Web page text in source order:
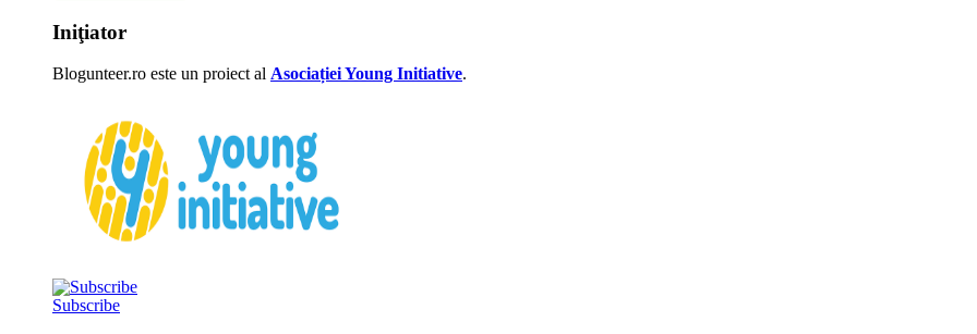
Iniţiator
Blogunteer.ro este un proiect al Asociației Young Initiative.
Subscribe